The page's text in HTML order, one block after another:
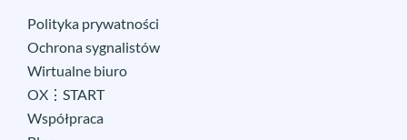
Polityka prywatności
Ochrona sygnalistów
Wirtualne biuro
OX⋮START
Współpraca